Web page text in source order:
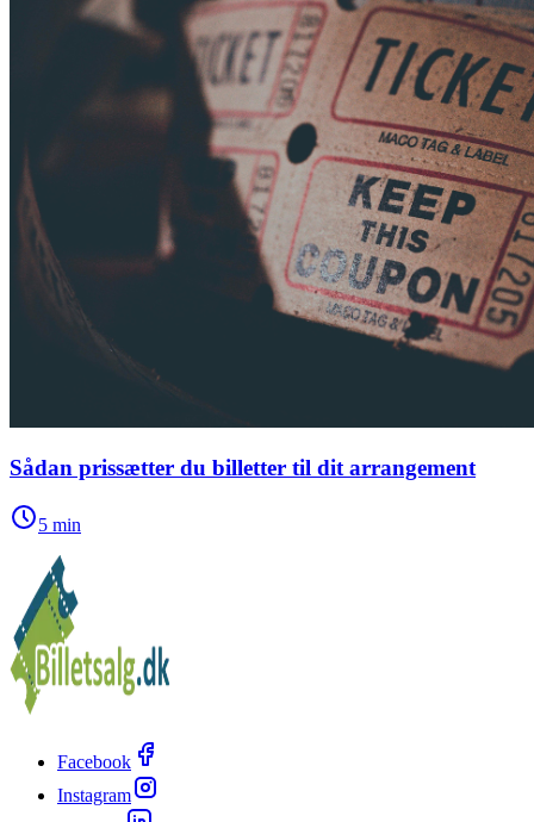
Sådan prissætter du billetter til dit arrangement
5 min
Facebook
Instagram